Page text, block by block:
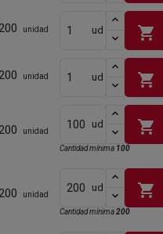
unidad ud shopping_cart
unidad ud shopping_cart
unidad
ud shopping_cart
Cantidad mínima 100
unidad
ud shopping_cart
Cantidad mínima200